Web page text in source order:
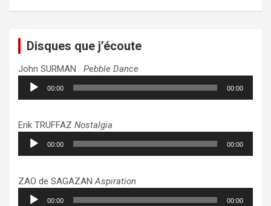
Disques que j’écoute
John SURMAN Pebble Dance
Lecteur
audio
00:00 00:00
Erik TRUFFAZ Nostalgia
Lecteur
audio
00:00 00:00
ZAO de SAGAZANAspiration
Lecteur
00:00 00:00